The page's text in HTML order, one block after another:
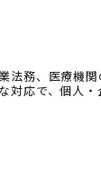
法務、医療機
対応で、個人